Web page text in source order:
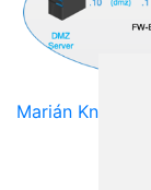
Marián Knězek